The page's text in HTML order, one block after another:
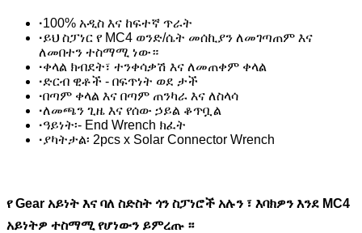
·100% አዲስ እና ከፍተኛ ጥራት
·ይህ ስፓነር የ MC4 ወንድ/ሴት መሰኪያን ለመገጣጠም እና
ለመበተን ተስማሚ ነው።
·ቀላል ክብደት፣ ተንቀሳቃሽ እና ለመጠቀም ቀላል
·ድርብ ዊቶች - በፍጥነት ወደ ታች
·በጣም ቀላል እና በጣም ጠንካራ እና ለስላሳ
·ለመጫን ጊዜ እና የሰው ኃይል ቆጥቧል
·ዓይነት፡- End Wrench ክፈት
·ያካትታል፡ 2pcs x Solar Connector Wrench
የ Gear አይነት እና ባለ ስድስት ጎን ስፓነሮች አሉን ፣ እባክዎን እንደ MC4
አይነትዎ ተስማሚ የሆነውን ይምረጡ ።